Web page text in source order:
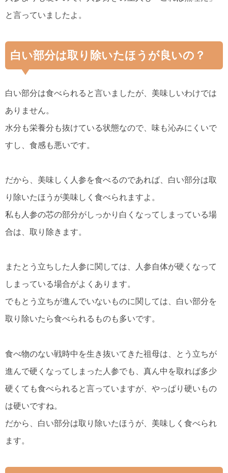
と言っていましたよ。
白い部分は取り除いたほうが良いの？
白い部分は食べられると言いましたが、美味しいわけでは
ありません。
水分も栄養分も抜けている状態なので、味も沁みにくいで
すし、食感も悪いです。
だから、美味しく人参を食べるのであれば、白い部分は取
り除いたほうが美味しく食べられますよ。
私も人参の芯の部分がしっかり白くなってしまっている場
合は、取り除きます。
またとう立ちした人参に関しては、人参自体が硬くなって
しまっている場合がよくあります。
でもとう立ちが進んでいないものに関しては、白い部分を
取り除いたら食べられるものも多いです。
食べ物のない戦時中を生き抜いてきた祖母は、とう立ちが
進んで硬くなってしまった人参でも、真ん中を取れば多少
硬くても食べられると言っていますが、やっぱり硬いもの
は硬いですね。
だから、白い部分は取り除いたほうが、美味しく食べられ
ます。